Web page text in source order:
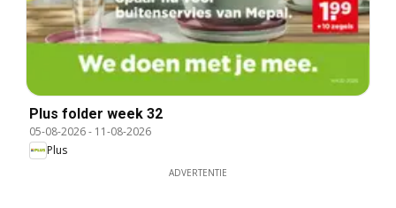
Plus folder week 32
05-08-2026- 11-08-2026
Plus
ADVERTENTIE